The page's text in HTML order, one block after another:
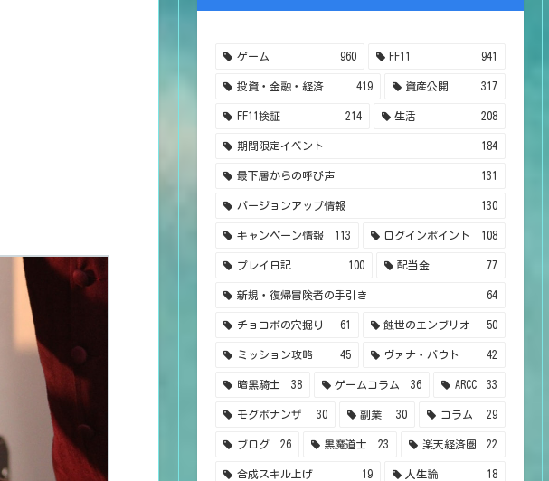
ゲーム 960 FF11 941
投資・金融・経済 419 資産公開 317
FF11検証 214 生活 208
期間限定イベント 184
最下層からの呼び声 131
バージョンアップ情報 130
キャンペーン情報 113 ログインポイント 108
プレイ日記 100 配当金 77
新規・復帰冒険者の手引き 64
チョコボの穴掘り 61 蝕世のエンブリオ 50
ミッション攻略 45 ヴァナ・バウト 42
暗黒騎士 38 ゲームコラム 36 ARCC 33
モグボナンザ 30 副業 30 コラム 29
ブログ 26 黒魔道士 23 楽天経済圏 22
合成スキル上げ 19 人生論 18